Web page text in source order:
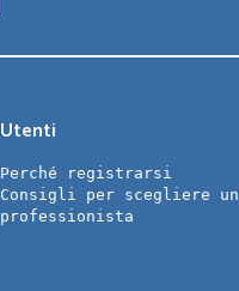
Utenti
Perché registrarsi
Consigli per scegliere un
professionista